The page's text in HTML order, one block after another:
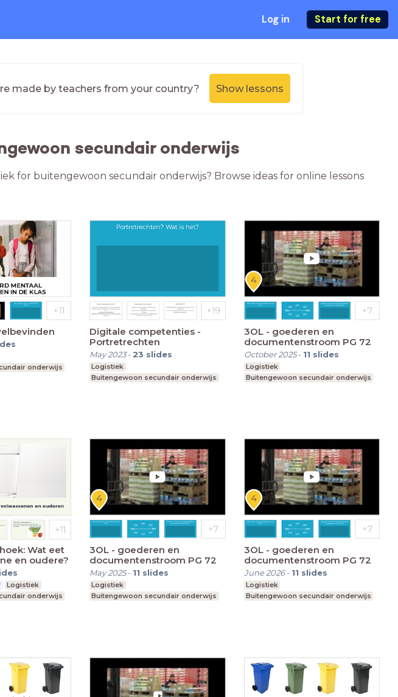
Log in Start for free
made by teachers from your country? Show lessons
secundair onderwijs
for buitengewoon secundair onderwijs? Browse ideas for online lessons
onderwijs
Digitale competenties -
Portretrechten
May 2023- 23 slides
Logistiek
Buitengewoon secundair onderwijs
3OL - goederen en
documentenstroom PG 72
October 2025- 11 slides
Logistiek
Buitengewoon secundair onderwijs
Wat eet
en oudere?
Logistiek
onderwijs
3OL - goederen en
documentenstroom PG 72
May 2025- 11 slides
Logistiek
Buitengewoon secundair onderwijs
3OL - goederen en
documentenstroom PG 72
June 2026- 11 slides
Logistiek
Buitengewoon secundair onderwijs